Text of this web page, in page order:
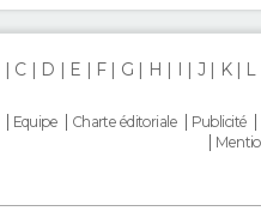
C D E F G H I J K L
Equipe Charte éditoriale Publicité